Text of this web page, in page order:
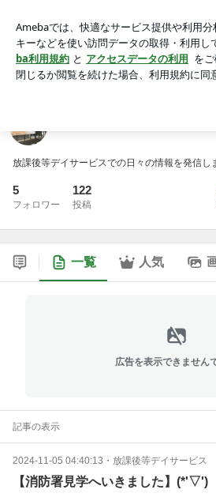
アプリをダウンロードして ブログの更新通
ょう。
放課後等デイサービスでの日々の情報を発信し
5
フォロワー
122
投稿
一覧 人気
広告を表示できません
記事の表示
2024-11-05 04:40:13 ・ 放課後等デイサービス
【消防署見学へいきました】(*'▽')